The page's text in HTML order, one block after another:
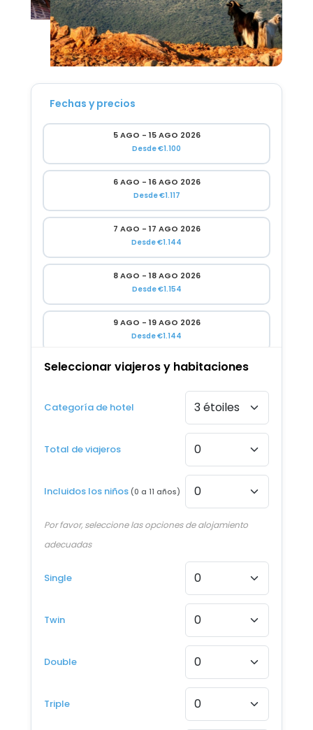
Fechas y precios
5 AGO - 15 AGO 2026
Desde €1.100
6 AGO - 16 AGO 2026
Desde €1.117
7 AGO - 17 AGO 2026
Desde €1.144
8 AGO - 18 AGO 2026
Desde €1.154
9 AGO - 19 AGO 2026
Desde €1.144
10 AGO - 20 AGO 2026
12 AGO - 22 AGO 2026
13 AGO - 23 AGO 2026
Desde €1.063
15 AGO - 25 AGO 2026
16 AGO - 26 AGO 2026
17 AGO - 27 AGO 2026
Seleccionar viajeros y habitaciones
Categoría de hotel
Total de viajeros
Incluidos los niños (0 a 11 años)
Por favor, seleccione las opciones de alojamiento
adecuadas
Single
Twin
Double
Triple